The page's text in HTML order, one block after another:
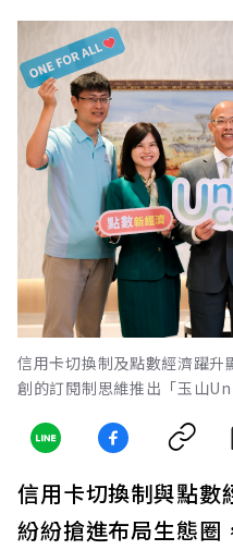
信用卡切換制及點數經濟躍
創的訂閱制思維推出「玉山
信用卡切換制與點數
紛紛搶進布局生態圈